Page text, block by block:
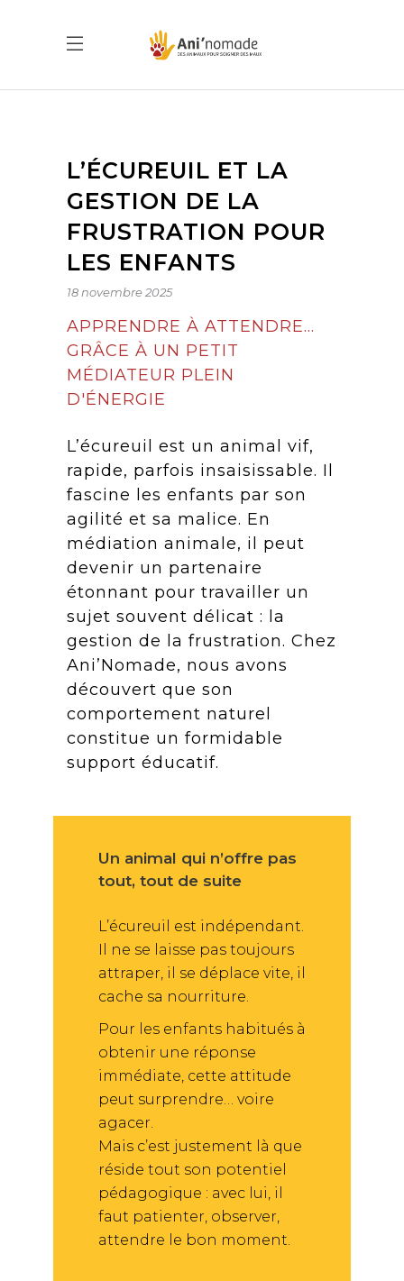
L’ÉCUREUIL ET LA
GESTION DE LA
FRUSTRATION POUR
LES ENFANTS
18 novembre 2025
APPRENDRE À ATTENDRE…
GRÂCE À UN PETIT
MÉDIATEUR PLEIN
D'ÉNERGIE
L’écureuil est un animal vif,
rapide, parfois insaisissable. Il
fascine les enfants par son
agilité et sa malice. En
médiation animale, il peut
devenir un partenaire
étonnant pour travailler un
sujet souvent délicat : la
gestion de la frustration. Chez
Ani’Nomade, nous avons
découvert que son
comportement naturel
constitue un formidable
support éducatif.
Un animal qui n’offre pas
tout, tout de suite
L’écureuil est indépendant.
Il ne se laisse pas toujours
attraper, il se déplace vite, il
cache sa nourriture.
Pour les enfants habitués à
obtenir une réponse
immédiate, cette attitude
peut surprendre… voire
agacer.
Mais c’est justement là que
réside tout son potentiel
pédagogique : avec lui, il
faut patienter, observer,
attendre le bon moment.